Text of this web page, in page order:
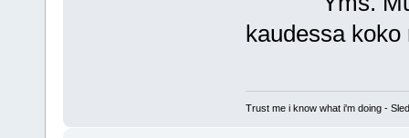
kaudessa koko
Trust me i know what i'm doing -